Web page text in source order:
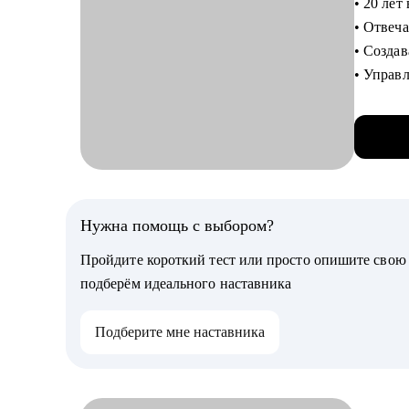
•
•
• Аудит
•
• 20
•
•
•
С чем
•
Нужна помощь с выбором?
Пройдите короткий тест или просто опишите
подберём идеального наставника
Подберите мне наставника